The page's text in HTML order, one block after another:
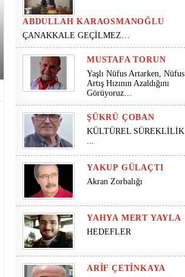
ABDULLAH KARAOSMANOĞLU
ÇANAKKALE GEÇİLMEZ…
MUSTAFA TORUN
Yaşlı Nüfus Artarken, Nüfus
Artış Hızının Azaldığını
Görüyoruz…
ŞÜKRÜ ÇOBAN
KÜLTÜREL SÜREKLİLİK
...
YAKUP GÜLAÇTI
Akran Zorbalığı
YAHYA MERT YAYLA
HEDEFLER
ARIF ÇETINKAYA